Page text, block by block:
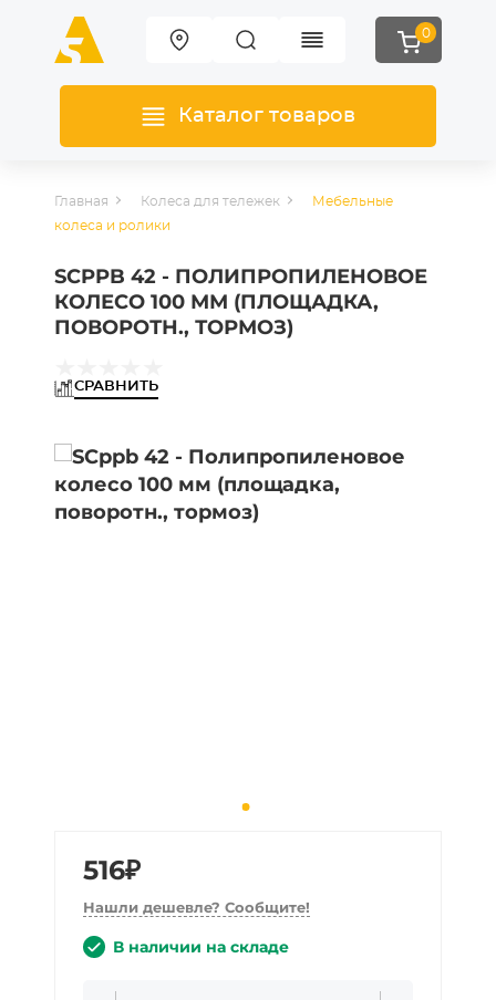
0
Каталог товаров
Главная Колеса для тележек
Мебельные
колеса и ролики
SCPPB 42 - ПОЛИПРОПИЛЕНОВОЕ
КОЛЕСО 100 ММ (ПЛОЩАДКА,
ПОВОРОТН., ТОРМОЗ)
СРАВНИТЬ
516₽
Нашли дешевле? Сообщите!
В наличии на складе